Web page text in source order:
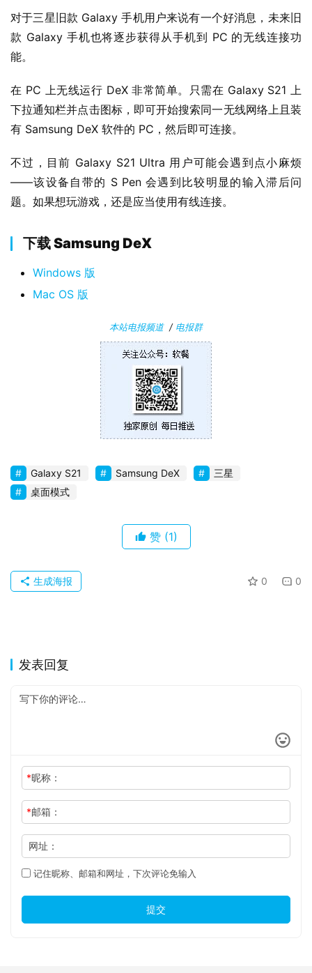
安
卓
果
关
对于三星旧款 Galaxy 手机用户来说有一个好消息，未来旧
款 Galaxy 手机也将逐步获得从手机到 PC 的无线连接功
能。
在 PC 上无线运行 DeX 非常简单。只需在 Galaxy S21 上
下拉通知栏并点击图标，即可开始搜索同一无线网络上且装
有 Samsung DeX 软件的 PC，然后即可连接。
不过，目前 Galaxy S21 Ultra 用户可能会遇到点小麻烦
——该设备自带的 S Pen 会遇到比较明显的输入滞后问
题。如果想玩游戏，还是应当使用有线连接。
下载 Samsung DeX
Windows 版
Mac OS 版
本站电报频道/ 电报群
Galaxy S21 Samsung DeX
三星
桌面模式
赞 (1)
0 0
生成海报
发表回复
*昵称：
*邮箱：
网址：
记住昵称、邮箱和网址，下次评论免输入
提交